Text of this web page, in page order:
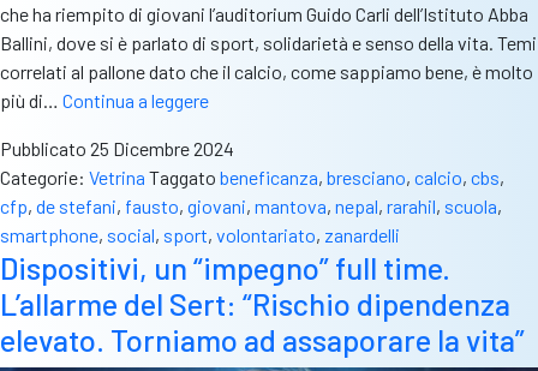
che ha riempito di giovani l’auditorium Guido Carli dell’Istituto Abba
Ballini, dove si è parlato di sport, solidarietà e senso della vita. Temi
correlati al pallone dato che il calcio, come sappiamo bene, è molto
più di… Continua a leggereDe
“Ho
visto
bambini
giocare
con
palloni
stracci
Pubblicato 25 Dicembre 2024
Categorie: Vetrina Taggato beneficanza, bresciano, calcio, cbs,
cfp, de stefani, fausto, giovani, mantova, nepal, rarahil, scuola,
smartphone, social, sport, volontariato, zanardelli
Dispositivi, un “impegno” full time.
L’allarme del Sert: “Rischio dipendenza
elevato. Torniamo ad assaporare la vita”